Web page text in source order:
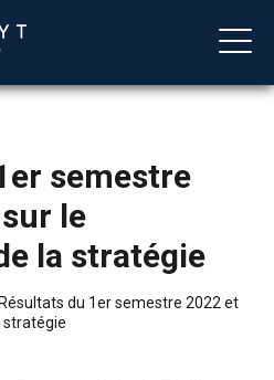
semestre
le
la stratégie
Résultats du 1er semestre 2022 et
stratégie